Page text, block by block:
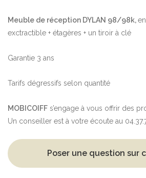
Meuble de réception DYLAN 98/98k,
exctractible + étagères + un tiroir à clé
Garantie 3 ans
Tarifs dégressifs selon quantité
MOBICOIFF s’engage à vous offrir des
Un conseiller est à votre écoute au
Poser une question sur